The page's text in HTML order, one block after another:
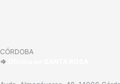
CÓRDOBA
⇒